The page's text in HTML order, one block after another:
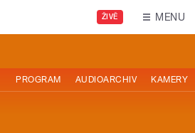
ŽIVĚ MENU
PROGRAM AUDIOARCHIV KAMERY